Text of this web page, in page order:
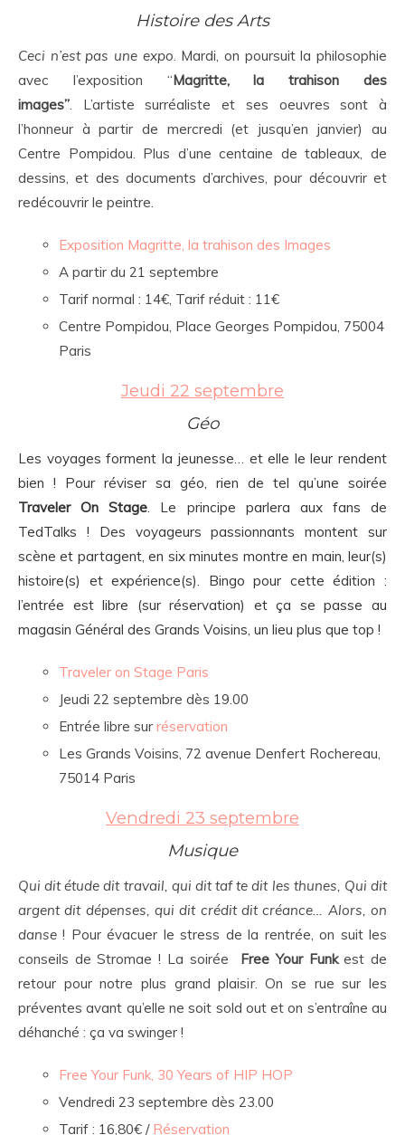
Histoire des Arts
Ceci n’est pas une expo. Mardi, on poursuit la philosophie
avec l’exposition “Magritte, la trahison des
images”. L’artiste surréaliste et ses oeuvres sont à
l’honneur à partir de mercredi (et jusqu’en janvier) au
Centre Pompidou. Plus d’une centaine de tableaux, de
dessins, et des documents d’archives, pour découvrir et
redécouvrir le peintre.
Exposition Magritte, la trahison des Images
A partir du 21 septembre
Tarif normal : 14€, Tarif réduit : 11€
Centre Pompidou, Place Georges Pompidou, 75004
Paris
Jeudi 22 septembre
Géo
Les voyages forment la jeunesse… et elle le leur rendent
bien ! Pour réviser sa géo, rien de tel qu’une soirée
Traveler On Stage. Le principe parlera aux fans de
TedTalks ! Des voyageurs passionnants montent sur
scène et partagent, en six minutes montre en main, leur(s)
histoire(s) et expérience(s). Bingo pour cette édition :
l’entrée est libre (sur réservation) et ça se passe au
magasin Général des Grands Voisins, un lieu plus que top !
Traveler on Stage Paris
Jeudi 22 septembre dès 19.00
Entrée libre sur réservation
Les Grands Voisins, 72 avenue Denfert Rochereau,
75014 Paris
Vendredi 23 septembre
Musique
Qui dit étude dit travail, qui dit taf te dit les thunes, Qui dit
argent dit dépenses, qui dit crédit dit créance… Alors, on
danse ! Pour évacuer le stress de la rentrée, on suit les
conseils de Stromae ! La soirée
Free Your Funkest de
retour pour notre plus grand plaisir. On se rue sur les
préventes avant qu’elle ne soit sold out et on s’entraîne au
déhanché : ça va swinger !
Free Your Funk, 30 Years of HIP HOP
Vendredi 23 septembre dès 23.00
Tarif : 16,80€ / Réservation